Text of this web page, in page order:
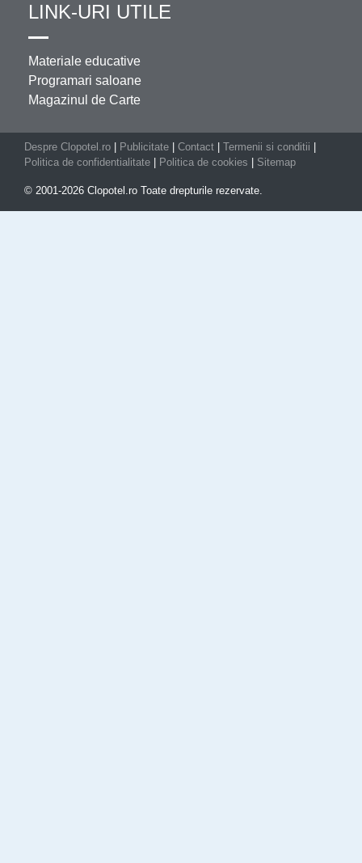
LINK-URI UTILE
Materiale educative
Programari saloane
Magazinul de Carte
Despre Clopotel.ro Publicitate Contact Termenii si conditii
Politica de confidentialitate
Politica de cookies Sitemap
© 2001-2026 Clopotel.ro Toate drepturile rezervate.